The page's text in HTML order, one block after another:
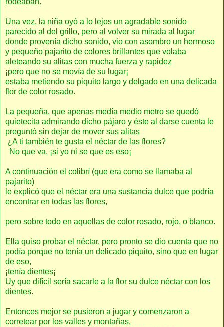
rodeaban.
Una vez, la niña oyó a lo lejos un agradable sonido
parecido al del grillo, pero al volver su mirada al lugar
donde provenía dicho sonido, vio con asombro un hermoso
y pequeño pajarito de colores brillantes que volaba
aleteando su alitas con mucha fuerza y rapidez
¡pero que no se movía de su lugar¡
estaba metiendo su piquito largo y delgado en una delicada
flor de color rosado.
La pequeña, que apenas medía medio metro se quedó
quietecita admirando dicho pájaro y éste al darse cuenta le
preguntó sin dejar de mover sus alitas
¿A ti también te gusta el néctar de las flores?
No que va, ¡si yo ni se que es eso¡
A continuación el colibrí (que era como se llamaba al
pajarito)
le explicó que el néctar era una sustancia dulce que podría
encontrar en todas las flores,
pero sobre todo en aquellas de color rosado, rojo, o blanco.
Ella quiso probar el néctar, pero pronto se dio cuenta que no
podía porque no tenía un delicado piquito, sino que en lugar
de eso,
¡tenía dientes¡
Uy que difícil sería sacarle a la flor su dulce néctar con los
dientes.
Entonces mejor se pusieron a jugar y comenzaron a
corretear por los valles y montañas,